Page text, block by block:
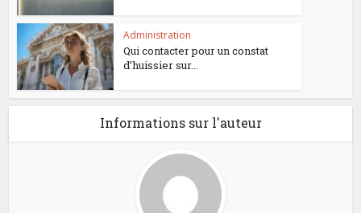
Administration
Qui contacter pour un constat
d’huissier sur...
Informations sur l'auteur